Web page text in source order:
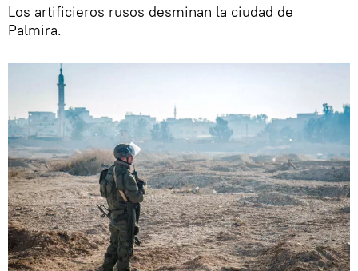
Los artificieros rusos desminan la ciudad de
Palmira.